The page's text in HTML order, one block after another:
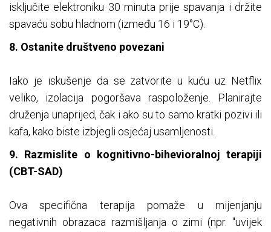
isključite elektroniku 30 minuta prije spavanja i držite
spavaću sobu hladnom (između 16 i 19°C).
8. Ostanite društveno povezani
Iako je iskušenje da se zatvorite u kuću uz Netflix
veliko, izolacija pogoršava raspoloženje. Planirajte
druženja unaprijed, čak i ako su to samo kratki pozivi ili
kafa, kako biste izbjegli osjećaj usamljenosti.
9. Razmislite o kognitivno-bihevioralnoj terapiji
(CBT-SAD)
Ova specifična terapija pomaže u mijenjanju
negativnih obrazaca razmišljanja o zimi (npr. "uvijek